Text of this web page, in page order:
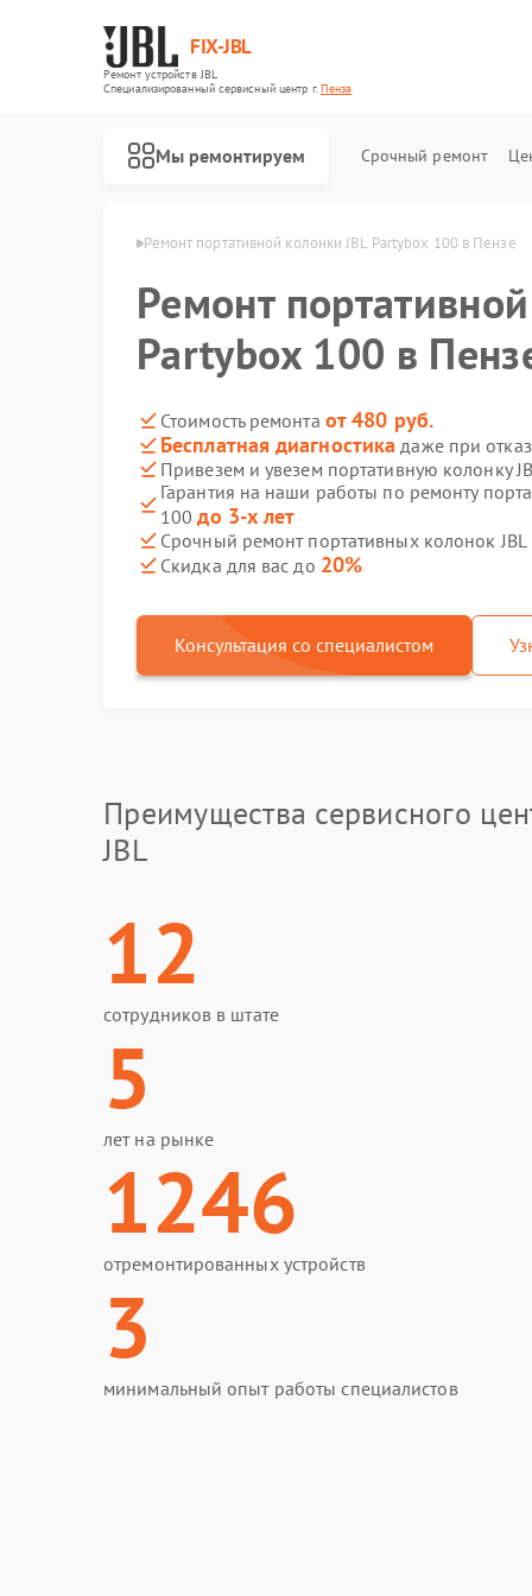
FIX-JBL
Ремонт устройств JBL
Специализированный cервисный центр г.Пенза
Мы ремонтируем Срочный ремонт
Ремонт портативной колонки JBL Partybox 100 в Пензе
Ремонт
Partybox 100 в
Стоимость ремонта от 480 руб.
Бесплатная диагностика даже при
Привезем и увезем портативную колонку
Гарантия на наши работы по ремонту
100до 3-х лет
Срочный ремонт портативных колонок
Скидка для вас до 20%
Консультация со специалистом
Преимущества сервисного
JBL
12
сотрудников в штате
5
лет на рынке
1246
отремонтированных устройств
3
минимальный опыт работы специалистов